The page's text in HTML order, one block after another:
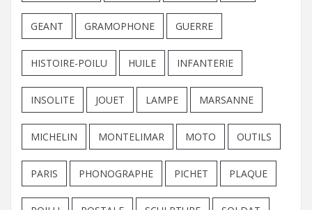
GEANT GRAMOPHONE GUERRE
HISTOIRE-POILU HUILE INFANTERIE
INSOLITE JOUET LAMPE MARSANNE
MICHELIN MONTELIMAR MOTO OUTILS
PARIS PHONOGRAPHE PICHET PLAQUE